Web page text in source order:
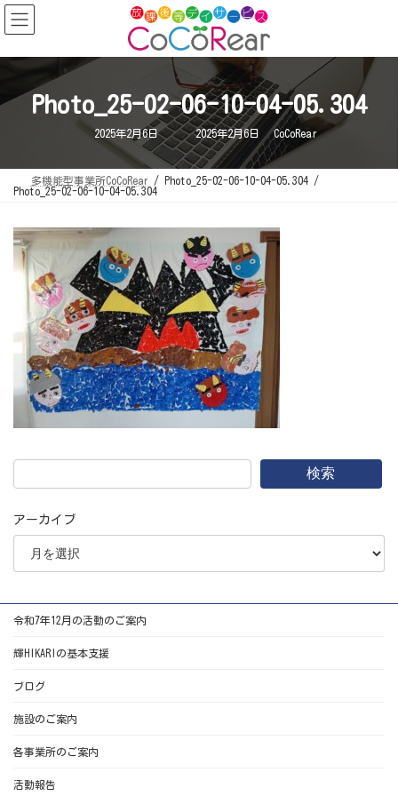
コ
ン
テ
ツ
ッ
ナ
ビ
ゲ
シ
移
Photo_25-02-06-10-04-05.304
2025年2月6日
最
終
更
新
日
時
2025年2月6日 CoCoRear
多機能型事業所CoCoRear
Photo_25-02-06-10-04-05.304
Photo_25-02-06-10-04-05.304
検索
アーカイブ
令和7年12月の活動のご案内
輝HIKARIの基本支援
ブログ
施設のご案内
各事業所のご案内
活動報告